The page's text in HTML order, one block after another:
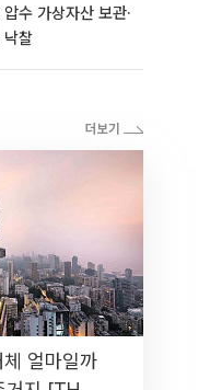
수 가상자산 보관·
낙찰
얼마일까